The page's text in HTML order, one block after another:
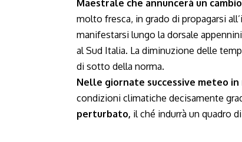
Maestrale che annuncerà un
molto fresca, in grado di propagarsi
manifestarsi lungo la dorsale
al Sud Italia. La diminuzione delle
di sotto della norma.
Nelle giornate successive meteo
condizioni climatiche decisamente
perturbato, il ché indurrà un quadro